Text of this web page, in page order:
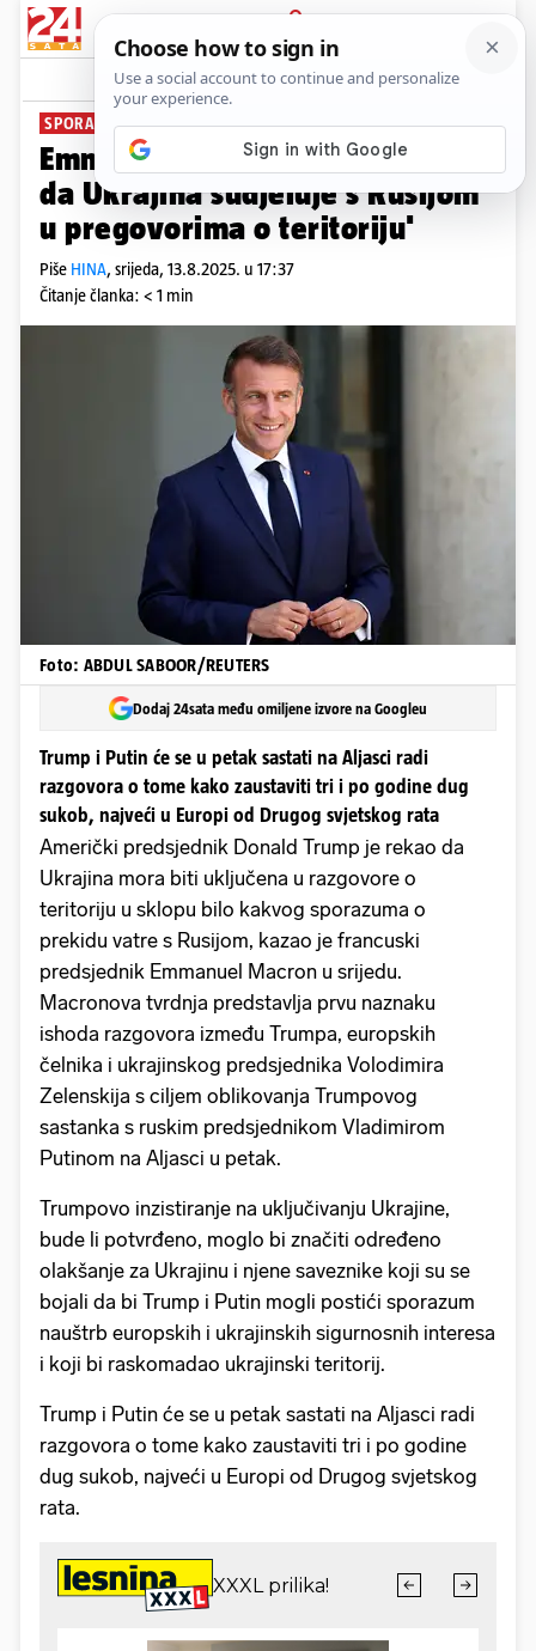
PRIJAVA
News Komentari
SPORAZUM O PREKIDU VATRE
Emmanuel Macron: 'Trump želi
da Ukrajina sudjeluje s Rusijom
u pregovorima o teritoriju'
Piše HINA, srijeda, 13.8.2025. u 17:37
Čitanje članka: < 1 min
Foto: ABDUL SABOOR/REUTERS
Dodaj 24sata među omiljene izvore na Googleu
Trump i Putin će se u petak sastati na Aljasci radi
razgovora o tome kako zaustaviti tri i po godine dug
sukob, najveći u Europi od Drugog svjetskog rata
Američki predsjednik Donald Trump je rekao da
Ukrajina mora biti uključena u razgovore o
teritoriju u sklopu bilo kakvog sporazuma o
prekidu vatre s Rusijom, kazao je francuski
predsjednik Emmanuel Macron u srijedu.
Macronova tvrdnja predstavlja prvu naznaku
ishoda razgovora između Trumpa, europskih
čelnika i ukrajinskog predsjednika Volodimira
Zelenskija s ciljem oblikovanja Trumpovog
sastanka s ruskim predsjednikom Vladimirom
Putinom na Aljasci u petak.
Trumpovo inzistiranje na uključivanju Ukrajine,
bude li potvrđeno, moglo bi značiti određeno
olakšanje za Ukrajinu i njene saveznike koji su se
bojali da bi Trump i Putin mogli postići sporazum
nauštrb europskih i ukrajinskih sigurnosnih interesa
i koji bi raskomadao ukrajinski teritorij.
Trump i Putin će se u petak sastati na Aljasci radi
razgovora o tome kako zaustaviti tri i po godine
dug sukob, najveći u Europi od Drugog svjetskog
rata.